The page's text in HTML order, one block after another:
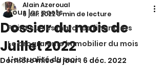
Tous les posts
Point sur les marchés financiers
Le programme immobilier du mois
L'actualité du mois
Dossier du mois de
Juillet 2022
Alain Azeroual
6 juil. 20223 min de lecture
Dernière mise à jour : 6 déc. 2022